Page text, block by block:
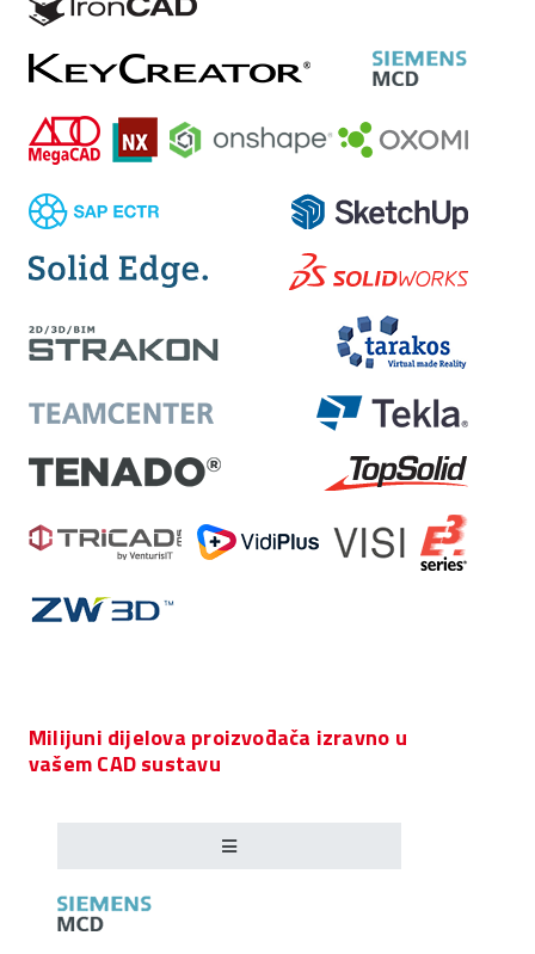
Milijuni dijelova proizvođača izravno u
vašem CAD sustavu